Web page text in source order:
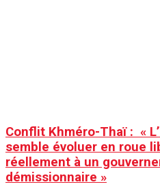
Conflit Khméro-Thaï : «
semble évoluer en roue
réellement à un
démissionnaire »